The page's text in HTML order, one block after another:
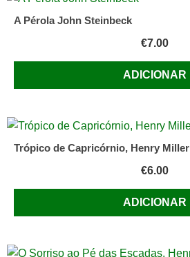
A Pérola John Steinbeck
€7.00
ADICIONAR
Trópico de Capricórnio, Henry Miller
€6.00
ADICIONAR